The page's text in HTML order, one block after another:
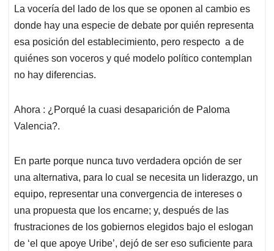
La vocería del lado de los que se oponen al cambio es
donde hay una especie de debate por quién representa
esa posición del establecimiento, pero respecto a de
quiénes son voceros y qué modelo político contemplan
no hay diferencias.
Ahora : ¿Porqué la cuasi desaparición de Paloma
Valencia?.
En parte porque nunca tuvo verdadera opción de ser
una alternativa, para lo cual se necesita un liderazgo, un
equipo, representar una convergencia de intereses o
una propuesta que los encarne; y, después de las
frustraciones de los gobiernos elegidos bajo el eslogan
de ‘el que apoye Uribe’, dejó de ser eso suficiente para